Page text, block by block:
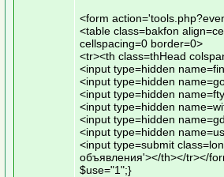
<form
<table class=bakfon
cellspacing=0 border=0>
<tr><th class=thHead
<input type=hidden
<input type=hidden
<input type=hidden
<input type=hidden
<input type=hidden
<input type=hidden
<input type=submit
объявления'></th></tr></
$use="1";}